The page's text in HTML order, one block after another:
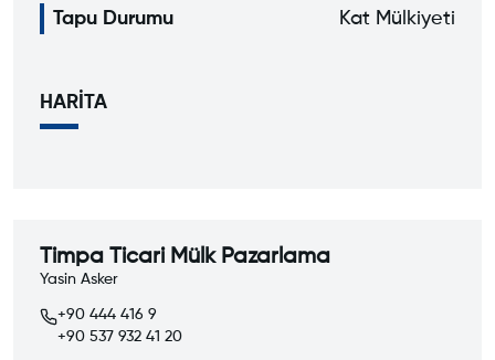
Tapu Durumu Kat Mülkiyeti
HARİTA
Timpa Ticari Mülk Pazarlama
Yasin Asker